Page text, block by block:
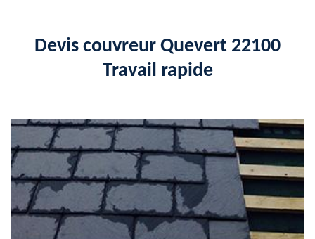
Devis couvreur Quevert 22100
Travail rapide